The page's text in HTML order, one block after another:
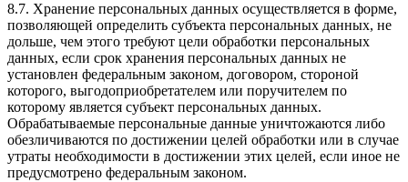
8.7. Хранение персональных данных осуществляется в форме,
позволяющей определить субъекта персональных данных, не
дольше, чем этого требуют цели обработки персональных
данных, если срок хранения персональных данных не
установлен федеральным законом, договором, стороной
которого, выгодоприобретателем или поручителем по
которому является субъект персональных данных.
Обрабатываемые персональные данные уничтожаются либо
обезличиваются по достижении целей обработки или в случае
утраты необходимости в достижении этих целей, если иное не
предусмотрено федеральным законом.